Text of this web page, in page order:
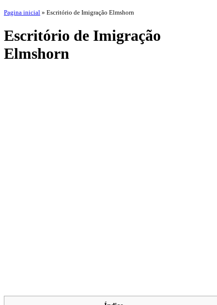
Pagina inicial » Escritório de Imigração Elmshorn
Escritório de Imigração
Elmshorn